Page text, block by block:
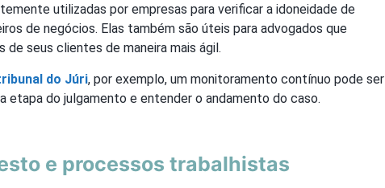
utilizadas por empresas para verificar a idoneidade de
de negócios. Elas também são úteis para advogados que
de seus clientes de maneira mais ágil.
do Júri, por exemplo, um monitoramento contínuo pode ser
etapa do julgamento e entender o andamento do caso.
e processos trabalhistas